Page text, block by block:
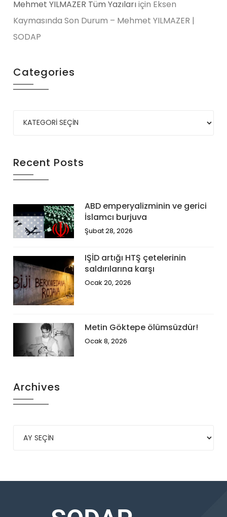
Mehmet YILMAZER Tüm Yazılarıiçin Eksen
Kaymasında Son Durum – Mehmet YILMAZER |
SODAP
Categories
Recent Posts
ABD emperyalizminin ve gerici
İslamcı burjuva
Şubat 28, 2026
IŞİD artığı HTŞ çetelerinin
saldırılarına karşı
Ocak 20, 2026
Metin Göktepe ölümsüzdür!
Ocak 8, 2026
Archives